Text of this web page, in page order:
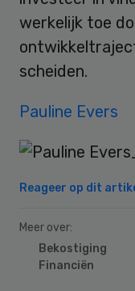
werkelijk toe
scheiden.
Pauline Evers
Reageer op dit
Meer over:
Bekostiging
Financiën